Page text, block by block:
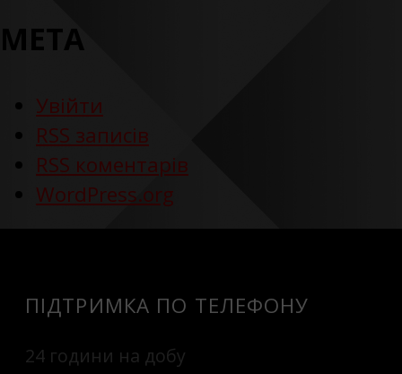
МЕТА
Увійти
RSS записів
RSS коментарів
WordPress.org
ПІДТРИМКА ПО ТЕЛЕФОНУ
24 години на добу